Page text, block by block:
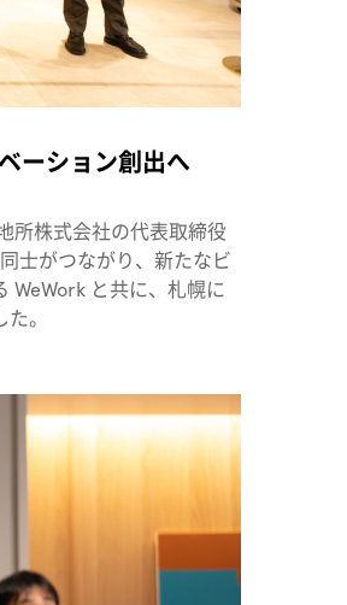
ーション創出へ
所株式会社の代表取締役
士がつながり、新たなビ
WeWork と共に、札幌に
。